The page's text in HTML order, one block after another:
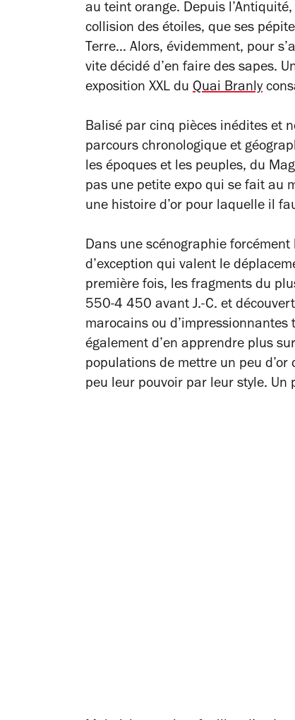
au teint orange. Depuis
collision des étoiles, que ses
Terre… Alors, évidemment, pour
vite décidé d’en faire des sapes.
exposition XXL du Quai Branly
Balisé par cinq pièces inédites et
parcours chronologique et
les époques et les peuples, du
pas une petite expo qui se fait au
une histoire d’or pour laquelle il
Dans une scénographie
d’exception qui valent le
première fois, les fragments du
550-4 450 avant J.-C. et
marocains ou d’impressionnantes
également d’en apprendre plus
populations de mettre un peu
peu leur pouvoir par leur style. Un